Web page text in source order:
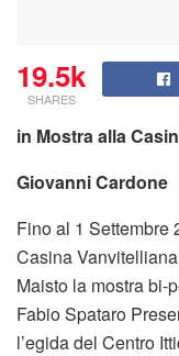
19.5k
SHARES
in Mostra alla
Giovanni Cardone
Fino al 1 Settembre
Casina
Maisto la mostra bi-
Fabio Spataro
l’egida del Centro